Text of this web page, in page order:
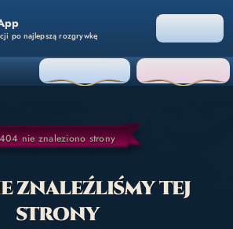
po najlepszą rozgrywkę
404 nie znaleziono strony
znaleźliśmy tej
strony